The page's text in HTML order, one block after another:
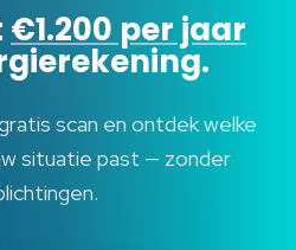
€1.200 per jaar
scan en ontdek welke
situatie past — zonder